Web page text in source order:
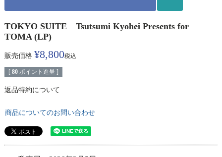
TOKYO SUITE Tsutsumi Kyohei Presents for
TOMA (LP)
販売価格 ¥8,800税込
[ 80 ポイント進呈 ]
返品特約について
商品についてのお問い合わせ